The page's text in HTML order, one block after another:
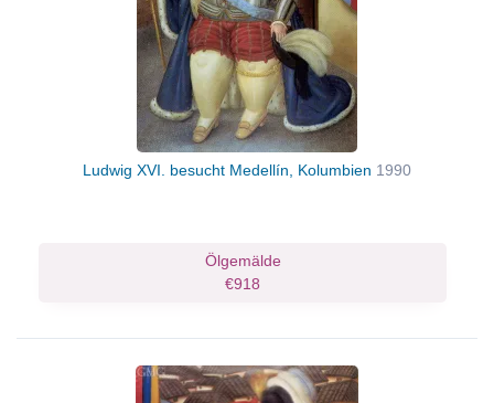
Ludwig XVI. besucht Medellín, Kolumbien 1990
Ölgemälde
€918